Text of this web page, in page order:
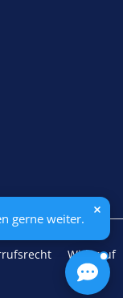
gerne weiter.
Widerruf